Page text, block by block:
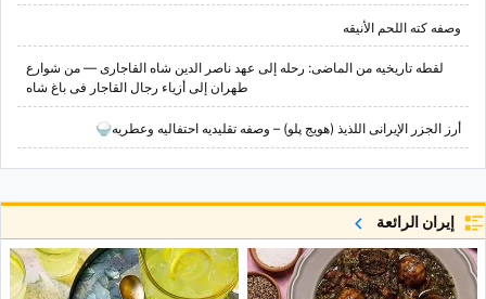
وصفه کته اللحم الأنیقه
لقطه تاریخیه من الماضی: رحله إلى عهد ناصر الدین شاه القاجاری — من شوارع
طهران إلى أزیاء رجال القاجار فی باغ شاه
أرز الجزر الإیرانی اللذیذ (هویج پلو) – وصفه تقلیدیه احتفالیه وعطریه🍚
إيران الرائعة